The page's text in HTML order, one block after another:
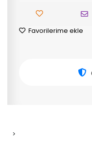
Favorilerime ekle
>